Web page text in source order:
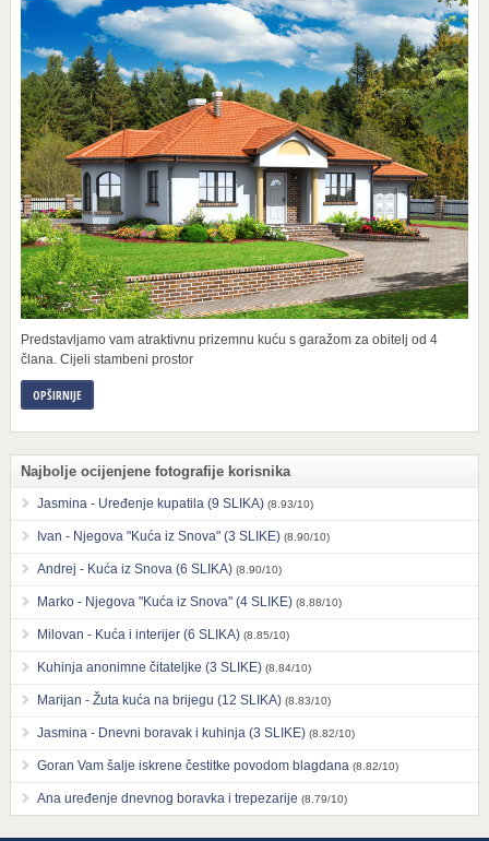
Predstavljamo vam atraktivnu prizemnu kuću s garažom za obitelj od 4
člana. Cijeli stambeni prostor
OPŠIRNIJE
Najbolje ocijenjene fotografije korisnika
Jasmina - Uređenje kupatila (9 SLIKA) (8.93/10)
Ivan - Njegova "Kuća iz Snova" (3 SLIKE) (8.90/10)
Andrej - Kuća iz Snova (6 SLIKA) (8.90/10)
Marko - Njegova "Kuća iz Snova" (4 SLIKE) (8.88/10)
Milovan - Kuća i interijer (6 SLIKA) (8.85/10)
Kuhinja anonimne čitateljke (3 SLIKE) (8.84/10)
Marijan - Žuta kuća na brijegu (12 SLIKA) (8.83/10)
Jasmina - Dnevni boravak i kuhinja (3 SLIKE) (8.82/10)
Goran Vam šalje iskrene čestitke povodom blagdana (8.82/10)
Ana uređenje dnevnog boravka i trepezarije (8.79/10)